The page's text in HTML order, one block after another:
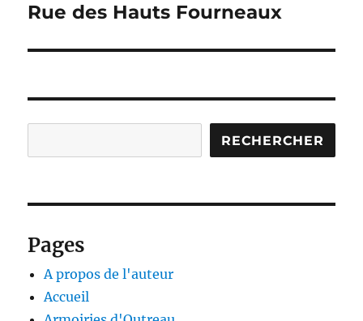
Publication
Rue des Hauts Fourneaux
RECHERCHER
Pages
A propos de l'auteur
Accueil